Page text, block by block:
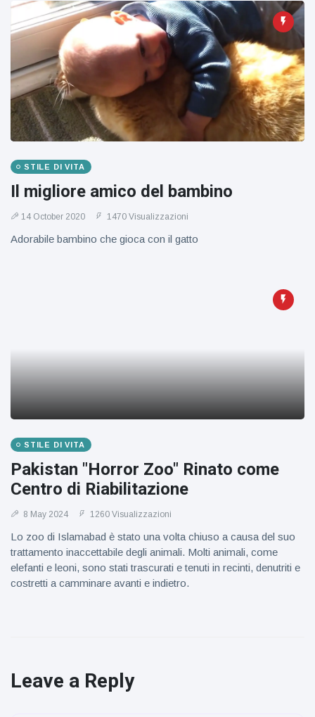
STILE DI VITA
Il migliore amico del bambino
14 October 2020 1470 Visualizzazioni
Adorabile bambino che gioca con il gatto
STILE DI VITA
Pakistan "Horror Zoo" Rinato come
Centro di Riabilitazione
8 May 2024 1260 Visualizzazioni
Lo zoo di Islamabad è stato una volta chiuso a causa del suo
trattamento inaccettabile degli animali. Molti animali, come
elefanti e leoni, sono stati trascurati e tenuti in recinti, denutriti e
costretti a camminare avanti e indietro.
Leave a Reply